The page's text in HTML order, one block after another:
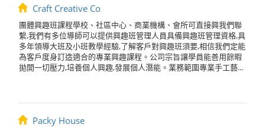
Craft Creative Co
團體興趣班課程學校、社區中心、商業機構、會所可直接興我們聯
繫,我們有多位導師可以提供興趣班管理人員具備興趣班管理資格,具
多年領導大班及小班教學經驗,了解客戶對興趣班須要,相信我們定能
為客戶度身訂造適合的專業興趣課程。公司宗旨讓學員能善用餘暇
拋開一切壓力,培養個人興趣,發展個人潛能。業務範圍專業手工藝...
Packy House